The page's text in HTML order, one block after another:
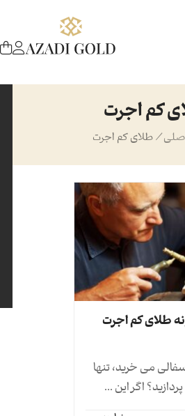
کم اجرت
/ طلای کم اجرت
طلای کم اجرت
می خرید، تنها
اگر این ...